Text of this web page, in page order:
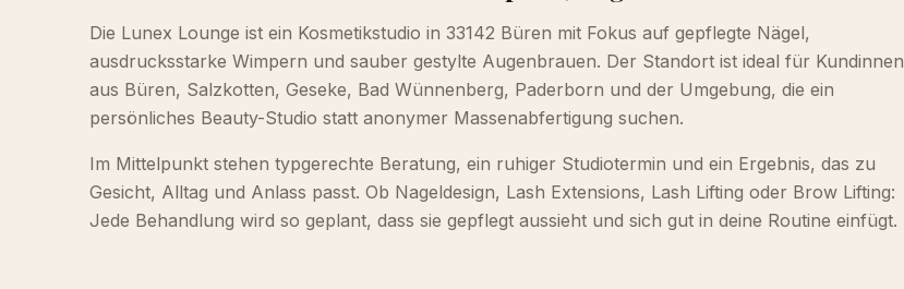
Die Lunex Lounge ist ein Kosmetikstudio in 33142 Büren mit Fokus auf gepflegte Nägel,
ausdrucksstarke Wimpern und sauber gestylte Augenbrauen. Der Standort ist ideal für Kundinnen
aus Büren, Salzkotten, Geseke, Bad Wünnenberg, Paderborn und der Umgebung, die ein
persönliches Beauty-Studio statt anonymer Massenabfertigung suchen.
Im Mittelpunkt stehen typgerechte Beratung, ein ruhiger Studiotermin und ein Ergebnis, das zu
Gesicht, Alltag und Anlass passt. Ob Nageldesign, Lash Extensions, Lash Lifting oder Brow Lifting:
Jede Behandlung wird so geplant, dass sie gepflegt aussieht und sich gut in deine Routine einfügt.